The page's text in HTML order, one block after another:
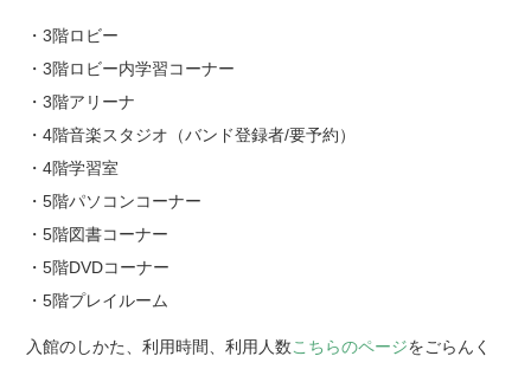
・3階ロビー
・3階ロビー内学習コーナー
・3階アリーナ
・4階音楽スタジオ（バンド登録者/要予約）
・4階学習室
・5階パソコンコーナー
・5階図書コーナー
・5階DVDコーナー
・5階プレイルーム
入館のしかた、利用時間、利用人数こちらのページをごらんく